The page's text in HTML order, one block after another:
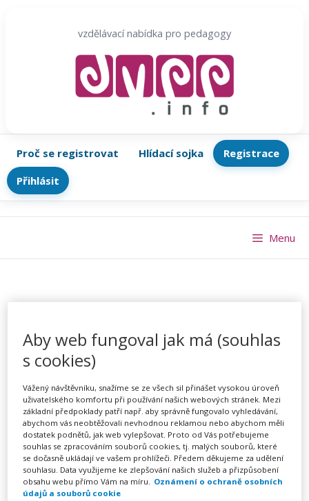
vzdělávací nabídka pro pedagogy
Proč se registrovat Hlídací sojka
Registrace
Přihlásit
HODNOCENÍ A
SEBEHODNOCENÍ PRO MŠ
PořádáACADEMY EDUCATION s.r.o.,
vzdělávací zařízení a zařízení pro další
vzdělávání pedagog. pracovníků
TERMÍN
Menu
Aby web fungoval jak má (souhlas
s cookies)
Vážený návštěvníku, snažíme se ze všech sil přinášet vysokou úroveň
uživatelského komfortu při používání našich webových stránek. Mezi
základní předpoklady patří např. aby správně fungovalo vyhledávání,
abychom vás neobtěžovali nevhodnou reklamou nebo abychom měli
dostatek podnětů, jak web vylepšovat. Proto od Vás potřebujeme
souhlas se zpracováním souborů cookies, tj. malých souborů, které
se dočasně ukládají ve vašem prohlížeči. Předem děkujeme za udělení
souhlasu. Data využijeme ke zlepšování našich služeb a přizpůsobení
obsahu webu přímo Vám na míru. Oznámení o ochraně osobních
údajů a souborů cookie